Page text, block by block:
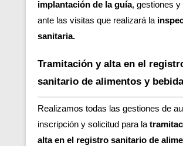
implantación de la guía, gestiones
ante las visitas que realizará la
sanitaria.
Tramitación y alta en el
sanitario de alimentos y
Realizamos todas las gestiones de
inscripción y solicitud para la
alta en el registro sanitario de